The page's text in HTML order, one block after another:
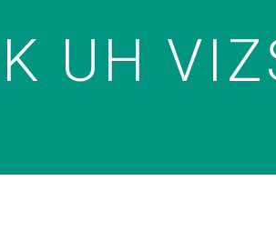
UH